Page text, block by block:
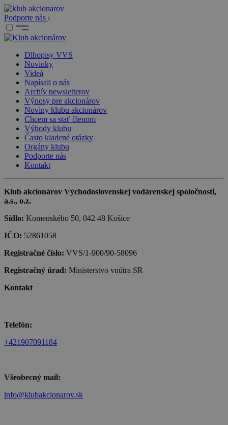
Podporte nás
Dlhopisy VVS
Novinky
Videá
Napísali o nás
Archív newsletterov
Výnosy pre akcionárov
Noviny klubu akcionárov
Chcem sa stať členom
Výhody klubu
Často kladené otázky
Orgány klubu
Podporte nás
Kontakt
Klub akcionárov Východoslovenskej vodárenskej spoločnosti,
a.s., o.z.
Sídlo: Komenského 50, 042 48 Košice
IČO: 52861058
Registračné číslo: VVS/1-900/90-58096
Registračný úrad: Ministerstvo vnútra SR
Kontakt
Telefón:
+421907091184
Všeobecný mail:
info@klubakcionarov.sk